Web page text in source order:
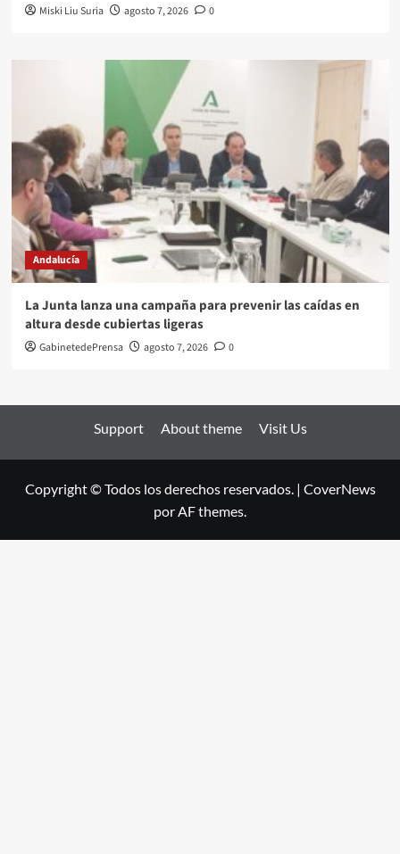
Miski Liu Suria agosto 7, 2026 0
Andalucía
La Junta lanza una campaña para prevenir las caídas en
altura desde cubiertas ligeras
GabinetedePrensa agosto 7, 2026 0
Support About theme Visit Us
Copyright © Todos los derechos reservados. | CoverNews
por AF themes.